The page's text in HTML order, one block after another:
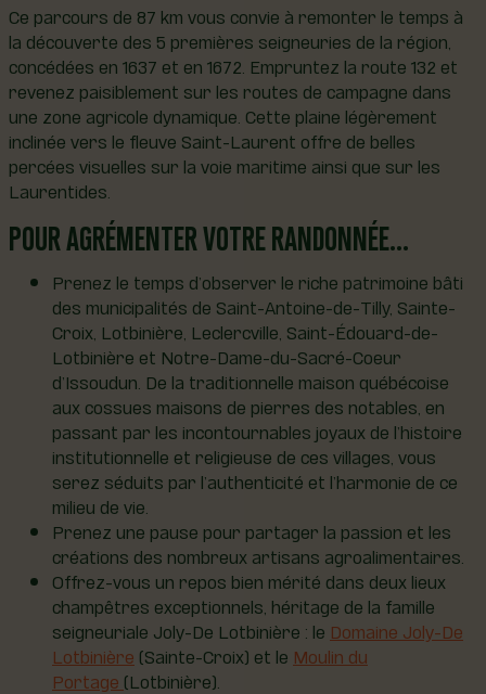
Ce parcours de 87 km vous convie à remonter le temps à
la découverte des 5 premières seigneuries de la région,
concédées en 1637 et en 1672. Empruntez la route 132 et
revenez paisiblement sur les routes de campagne dans
une zone agricole dynamique. Cette plaine légèrement
inclinée vers le fleuve Saint-Laurent offre de belles
percées visuelles sur la voie maritime ainsi que sur les
Laurentides.
POUR AGRÉMENTER VOTRE RANDONNÉE…
Prenez le temps d’observer le riche patrimoine bâti
des municipalités de Saint-Antoine-de-Tilly, Sainte-
Croix, Lotbinière, Leclercville, Saint-Édouard-de-
Lotbinière et Notre-Dame-du-Sacré-Coeur
d’Issoudun. De la traditionnelle maison québécoise
aux cossues maisons de pierres des notables, en
passant par les incontournables joyaux de l’histoire
institutionnelle et religieuse de ces villages, vous
serez séduits par l’authenticité et l’harmonie de ce
milieu de vie.
Prenez une pause pour partager la passion et les
créations des nombreux artisans agroalimentaires.
Offrez-vous un repos bien mérité dans deux lieux
champêtres exceptionnels, héritage de la famille
seigneuriale Joly-De Lotbinière : le Domaine Joly-De
Lotbinière (Sainte-Croix) et le Moulin du
Portage (Lotbinière).